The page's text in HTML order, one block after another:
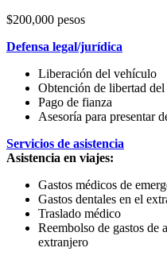
$200,000 pesos
Defensa legal/jurídica
Liberación del vehículo
Obtención de libertad
Pago de fianza
Asesoría para presentar
Servicios de asistencia
Asistencia en viajes:
Gastos médicos de
Gastos dentales en el
Traslado médico
Reembolso de gastos de
extranjero